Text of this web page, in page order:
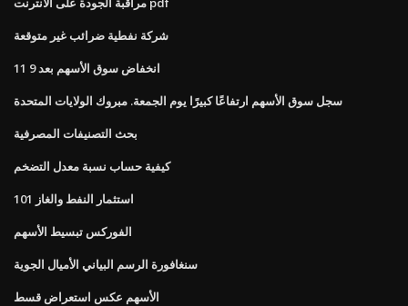
شركة نفطية ضرائب غير متوقعة
انخفاض سوق الأسهم بعد 9 11
سجل سوق الأسهم ارتفاعًا كبيرًا يوم الجمعة. مبروك الولايات المتحدة
بحث التصنيفات المصرفية
كيفية حساب نسبة معدل التضخم
استثمار النفط والغاز 101
الفوركس تبسيط الأسهم
سنغافورة الرسم البياني الأميال الجوية
الأسهم عكس استعراض قسط